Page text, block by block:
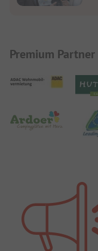
Premium Partner